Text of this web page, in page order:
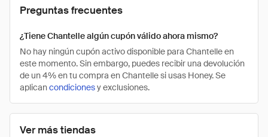
Ver más tiendas
Preguntas frecuentes
¿Tiene Chantelle algún cupón válido ahora mismo?
No hay ningún cupón activo disponible para Chantelle en
este momento. Sin embargo, puedes recibir una devolución
de un 4% en tu compra en Chantelle si usas Honey. Se
aplicancondicionesy exclusiones.